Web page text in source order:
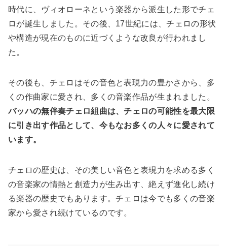
時代に、ヴィオローネという楽器から派生した形でチェ
ロが誕生しました。その後、17世紀には、チェロの形状
や構造が現在のものに近づくような改良が行われまし
た。
その後も、チェロはその音色と表現力の豊かさから、多
くの作曲家に愛され、多くの音楽作品が生まれました。
バッハの無伴奏チェロ組曲は、チェロの可能性を最大限
に引き出す作品として、今もなお多くの人々に愛されて
います。
チェロの歴史は、その美しい音色と表現力を求める多く
の音楽家の情熱と創造力が生み出す、絶えず進化し続け
る楽器の歴史でもあります。チェロは今でも多くの音楽
家から愛され続けているのです。